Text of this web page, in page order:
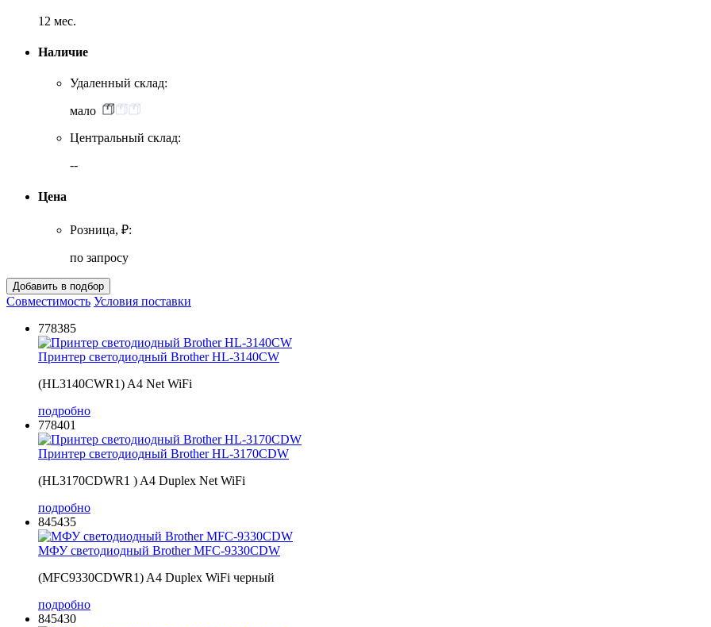
12 мес.
Наличие
Удаленный склад:
мало
Центральный склад:
--
Цена
Розница, ₽:
по запросу
Совместимость Условия поставки
778385
Принтер светодиодный Brother HL-3140CW
(HL3140CWR1) A4 Net WiFi
подробно
778401
Принтер светодиодный Brother HL-3170CDW
(HL3170CDWR1 ) A4 Duplex Net WiFi
подробно
845435
МФУ светодиодный Brother MFC-9330CDW
(MFC9330CDWR1) A4 Duplex WiFi черный
подробно
845430